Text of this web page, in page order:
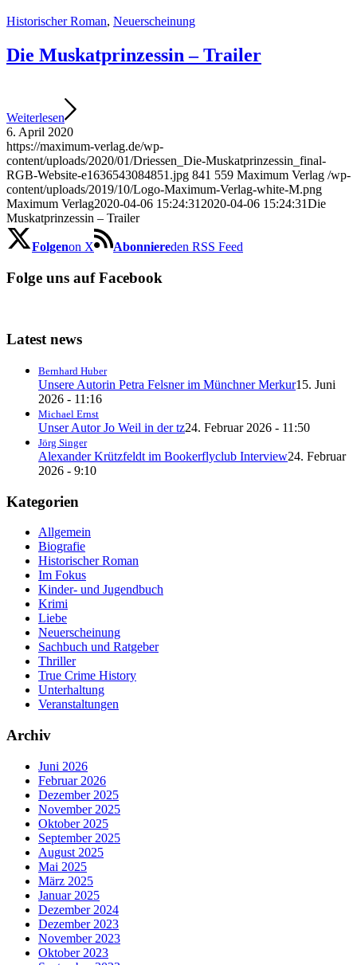
Historischer Roman, Neuerscheinung
Die Muskatprinzessin – Trailer
Weiterlesen
6. April 2020
https://maximum-verlag.de/wp-
content/uploads/2020/01/Driessen_Die-Muskatprinzessin_final-
RGB-Website-e1636543084851.jpg 841 559 Maximum Verlag /wp-
content/uploads/2019/10/Logo-Maximum-Verlag-white-M.png
Maximum Verlag2020-04-06 15:24:31 2020-04-06 15:24:31Die
Muskatprinzessin – Trailer
Folgenon X Abonniereden RSS Feed
Folge uns auf Facebook
Latest news
Bernhard Huber
Unsere Autorin Petra Felsner im Münchner Merkur15. Juni
2026 - 11:16
Michael Ernst
Unser Autor Jo Weil in der tz24. Februar 2026 - 11:50
Jörg Singer
Alexander Krützfeldt im Bookerflyclub Interview24. Februar
2026 - 9:10
Kategorien
Allgemein
Biografie
Historischer Roman
Im Fokus
Kinder- und Jugendbuch
Krimi
Liebe
Neuerscheinung
Sachbuch und Ratgeber
Thriller
True Crime History
Unterhaltung
Veranstaltungen
Archiv
Juni 2026
Februar 2026
Dezember 2025
November 2025
Oktober 2025
September 2025
August 2025
Mai 2025
März 2025
Januar 2025
Dezember 2024
Dezember 2023
November 2023
Oktober 2023